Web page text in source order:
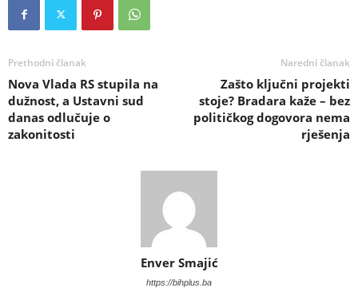
Prethodni članak
Nova Vlada RS stupila na
dužnost, a Ustavni sud
danas odlučuje o
zakonitosti
Naredni članak
Zašto ključni projekti
stoje? Bradara kaže – bez
političkog dogovora nema
rješenja
Enver Smajić
https://bihplus.ba